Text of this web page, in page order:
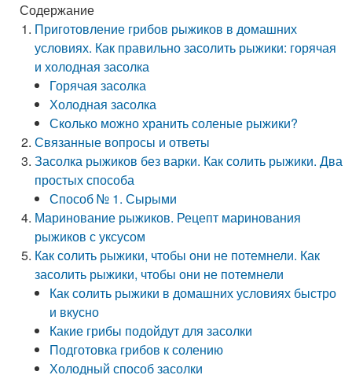
Содержание
Приготовление грибов рыжиков в домашних
условиях. Как правильно засолить рыжики: горячая
и холодная засолка
Горячая засолка
Холодная засолка
Сколько можно хранить соленые рыжики?
Связанные вопросы и ответы
Засолка рыжиков без варки. Как солить рыжики. Два
простых способа
Способ № 1. Сырыми
Маринование рыжиков. Рецепт маринования
рыжиков с уксусом
Как солить рыжики, чтобы они не потемнели. Как
засолить рыжики, чтобы они не потемнели
Как солить рыжики в домашних условиях быстро
и вкусно
Какие грибы подойдут для засолки
Подготовка грибов к солению
Холодный способ засолки